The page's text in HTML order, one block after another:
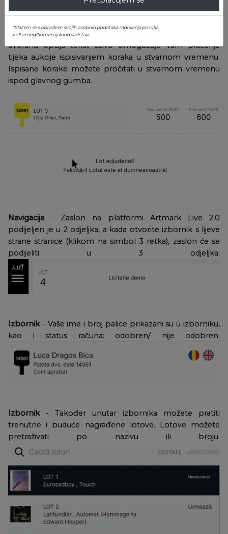
Tekst uživo- Čak i ako ne možete vidjeti cijelu aukcijsku
dvoranu opcija tekst uživo omogućuje Vam praćenje
tijeka aukcije ispisivanjem koraka u stvarnom vremenu.
Ispisane korake možete pročitati u stvarnom vremenu
ispod glavnog gumba.
Navigacija - Zaslon na platformi Artmark Live 2.0
podijeljen je u 2 odjeljka, a kada otvorite izbornik s lijeve
strane stranice (klikom na simbol 3 retka), zaslon će se
podijeliti u 3 odjeljka.
Izbornik- Vaše ime i broj palice prikazani su u izborniku,
kao i status računa: odobren/ nije odobren.
Izbornik- Također unutar izbornika možete pratiti
trenutne i buduće nagrađene lotove. Lotove možete
pretraživati po nazivu ili broju.
*Slažem se s obradom svojih osobnih podataka radi slanja poruka
kulturnog/komercijalnog sadržaja